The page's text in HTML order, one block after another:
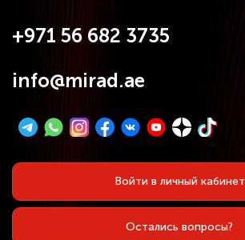
Войти в личный кабинет
Остались вопросы?
+971 56 682 3735
info@mirad.ae